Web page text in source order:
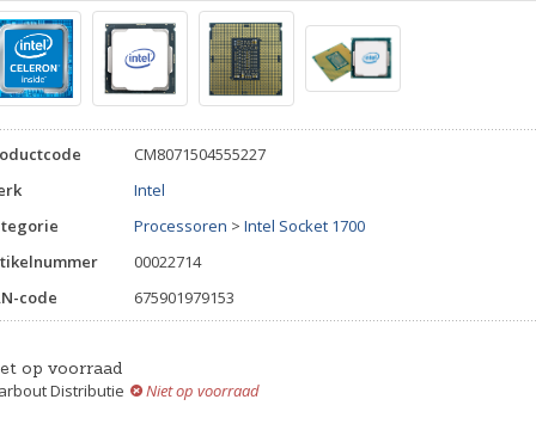
CM8071504555227
Intel
Processoren > Intel Socket 1700
00022714
code
675901979153
op voorraad
Distributie
Niet op voorraad